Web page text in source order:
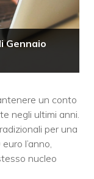
Gennaio
un conto
negli ultimi anni.
per una
l’anno,
nucleo